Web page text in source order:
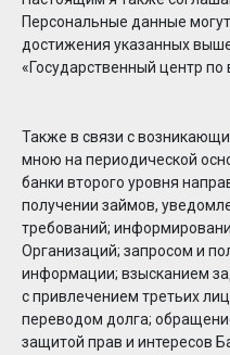
Персональные данные
достижения указанных
«Государственный центр по
Также в связи с
мною на периодической
банки второго уровня
получении займов,
требований;
Организаций; запросом и
информации; взысканием
с привлечением третьих
переводом долга;
защитой прав и интересов